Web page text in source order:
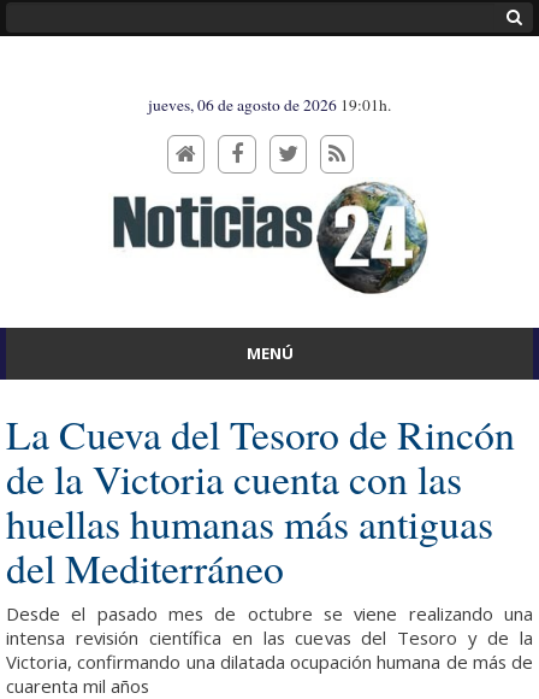
jueves, 06 de agosto de 2026 19:01h.
MENÚ
La Cueva del Tesoro de Rincón
de la Victoria cuenta con las
huellas humanas más antiguas
del Mediterráneo
Desde el pasado mes de octubre se viene realizando una
intensa revisión científica en las cuevas del Tesoro y de la
Victoria, confirmando una dilatada ocupación humana de más de
cuarenta mil años